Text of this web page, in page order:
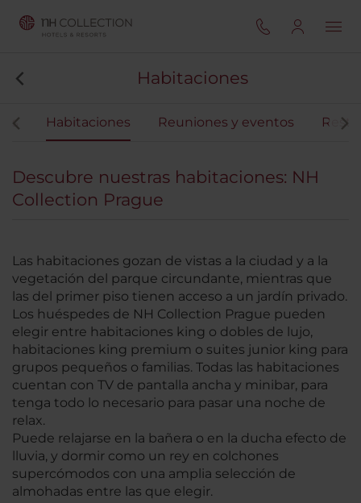
Habitaciones
Habitaciones Reuniones y eventos
Descubre nuestras habitaciones: NH
Collection Prague
Las habitaciones gozan de vistas a la ciudad y a la
vegetación del parque circundante, mientras que
las del primer piso tienen acceso a un jardín privado.
Los huéspedes de NH Collection Prague pueden
elegir entre habitaciones king o dobles de lujo,
habitaciones king premium o suites junior king para
grupos pequeños o familias. Todas las habitaciones
cuentan con TV de pantalla ancha y minibar, para
tenga todo lo necesario para pasar una noche de
relax.
Puede relajarse en la bañera o en la ducha efecto de
lluvia, y dormir como un rey en colchones
supercómodos con una amplia selección de
almohadas entre las que elegir.